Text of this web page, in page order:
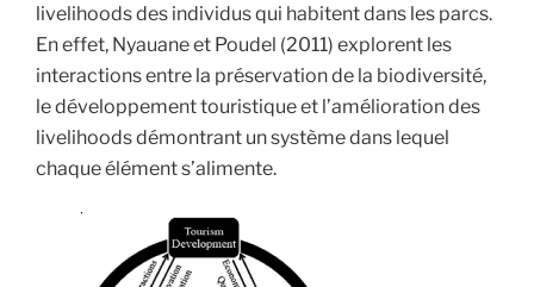
livelihoods des individus qui habitent dans les parcs.
En effet, Nyauane et Poudel (2011) explorent les
interactions entre la préservation de la biodiversité,
le développement touristique et l’amélioration des
livelihoods démontrant un système dans lequel
chaque élément s’alimente.